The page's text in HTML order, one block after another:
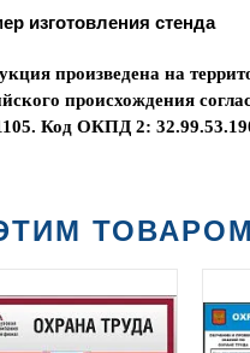
изготовления стенда
произведена на
происхождения
Код ОКПД 2: